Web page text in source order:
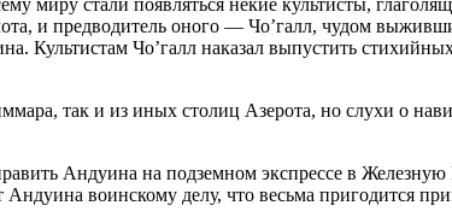
и предводитель оного — Чо’галл, чудом
Культистам Чо’галл наказал выпустить
так и из иных столиц Азерота, но слухи о
Андуина на подземном экспрессе в
воинскому делу, что весьма пригодится